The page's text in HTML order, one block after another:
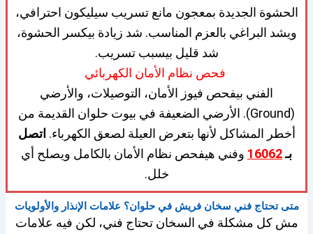
الحشوة الجديدة بمعجون مانع تسريب سيليكون احترافي،
ويشد البراغي بالعزم المناسب. شد زيادة بيكسر الحشوة،
شد قليل بيسبب تسريب.
فحص نظام الأمان الكهربائي
الفني بيفحص فيوز الأمان، التوصيلات، والأرضي
(Ground). الأرضي الضعيفة في بيوت حلوان القديمة من
أخطر المشاكل لأنها بتعرض العيلة لصعق الكهرباء. اتصل
بـ16062 وفني هيفحص نظام الأمان بالكامل ويصلح أي
خلل.
متى تحتاج فني سخان فريش في حلوان؟ علامات الإنذار والأولويات
مش كل مشكلة في السخان تحتاج فني، لكن فيه علامات